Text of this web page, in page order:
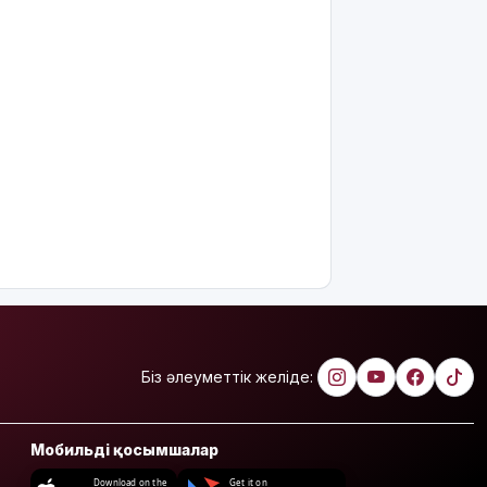
Қарағандада
Президент
Біз әлеуметтік желіде:
Мобильді қосымшалар
Download on the Get it on